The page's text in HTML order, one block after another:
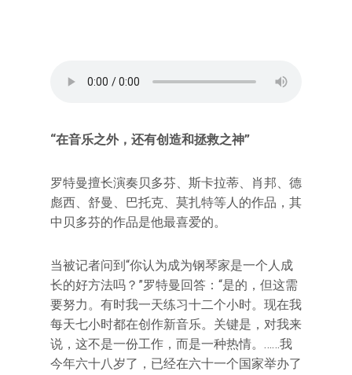
“在音乐之外，还有创造和拯救之神”
罗特曼擅长演奏贝多芬、斯卡拉蒂、肖邦、德
彪西、舒曼、巴托克、莫扎特等人的作品，其
中贝多芬的作品是他最喜爱的。
当被记者问到“你认为成为钢琴家是一个人成
长的好方法吗？”罗特曼回答：“是的，但这需
要努力。有时我一天练习十二个小时。现在我
每天七小时都在创作新音乐。关键是，对我来
说，这不是一份工作，而是一种热情。……我
今年六十八岁了，已经在六十一个国家举办了